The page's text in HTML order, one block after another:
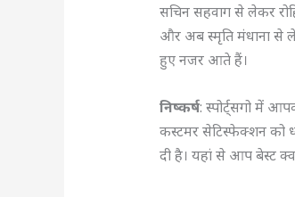
सचिन सहवाग से लेकर
और अब स्मृति मंधाना से
हुए नजर आते हैं।
निष्कर्ष: स्पोर्ट्सगो में
कस्टमर सेटिस्फेक्शन को
दी है। यहां से आप बेस्ट